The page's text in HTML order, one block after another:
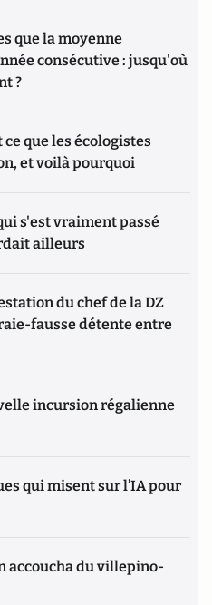
que la moyenne
consécutive : jusqu'où
?
que les écologistes
et voilà pourquoi
s'est vraiment passé
ailleurs
du chef de la DZ
fausse détente entre
incursion régalienne
qui misent sur l’IA pour
accoucha du villepino-